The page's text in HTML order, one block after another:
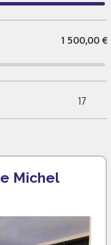
1 500,00 €
17
Michel